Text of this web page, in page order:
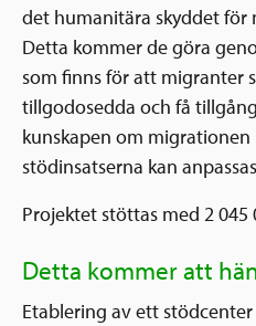
det humanitära skyddet för
Detta kommer de göra
som finns för att migranter
tillgodosedda och få
kunskapen om
stödinsatserna kan
Projektet stöttas med 2 045
Detta kommer att
Etablering av ett